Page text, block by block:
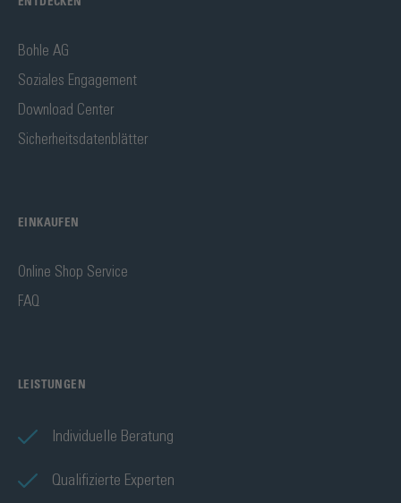
Bohle AG
Soziales Engagement
Download Center
Sicherheitsdatenblätter
EINKAUFEN
Online Shop Service
FAQ
LEISTUNGEN
Individuelle Beratung
Qualifizierte Experten